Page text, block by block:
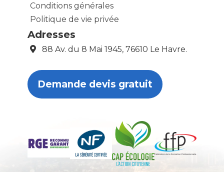
Conditions générales
Politique de vie privée
Adresses
88 Av. du 8 Mai 1945, 76610 Le Havre.
Demande devis gratuit